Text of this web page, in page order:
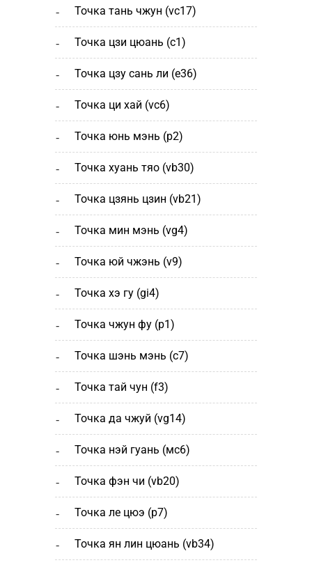
точка тань чжун (vc17)
точка цзи цюань (с1)
точка цзу сань ли (e36)
точка ци хай (vc6)
точка юнь мэнь (р2)
точка хуань тяо (vb30)
точка цзянь цзин (vb21)
точка мин мэнь (vg4)
точка юй чжэнь (v9)
точка хэ гу (gi4)
точка чжун фу (p1)
точка шэнь мэнь (с7)
точка тай чун (f3)
точка да чжуй (vg14)
точка нэй гуань (мс6)
точка фэн чи (vb20)
точка ле цюэ (р7)
точка ян лин цюань (vb34)